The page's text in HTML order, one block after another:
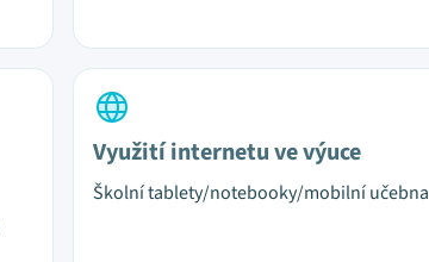
Využití internetu ve výuce
Školní tablety/notebooky/mobilní učebna